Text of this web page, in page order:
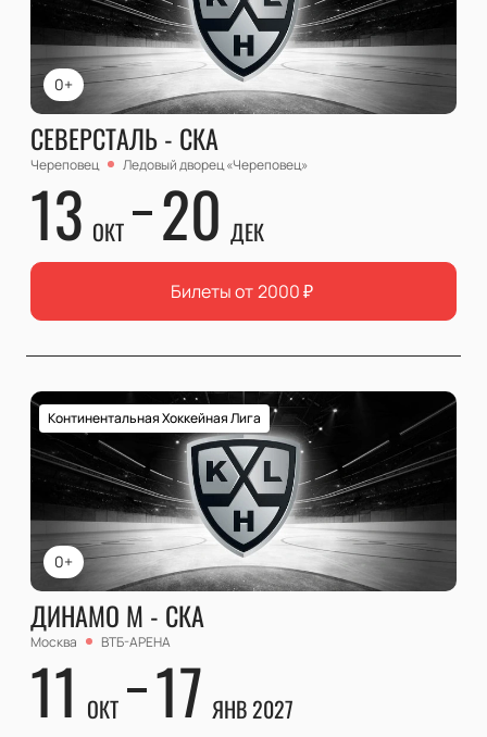
0+
СЕВЕРСТАЛЬ - СКА
Череповец Ледовый дворец «Череповец»
13 ОКТ 20 ДЕК
Билеты от 2000₽
0+
Континентальная Хоккейная Лига
ДИНАМО М - СКА
Москва ВТБ-АРЕНА
11 ОКТ 17 ЯНВ 2027